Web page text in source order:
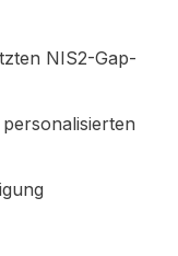
NIS2-Gap-